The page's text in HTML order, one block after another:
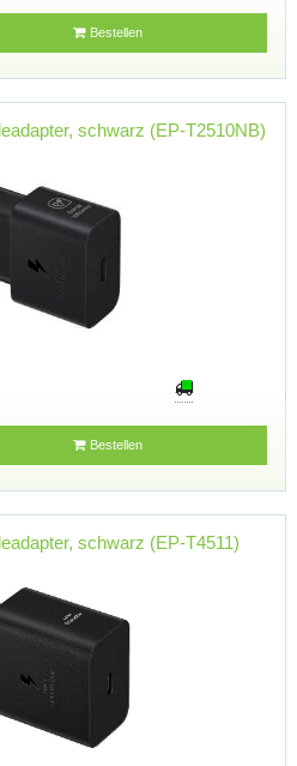
Bestellen
schwarz (EP-T2510NB)
Bestellen
schwarz (EP-T4511)